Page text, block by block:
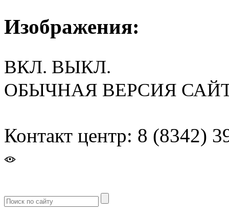
Изображения:
ВКЛ. ВЫКЛ.
ОБЫЧНАЯ ВЕРСИЯ
Контакт центр: 8 (8342)